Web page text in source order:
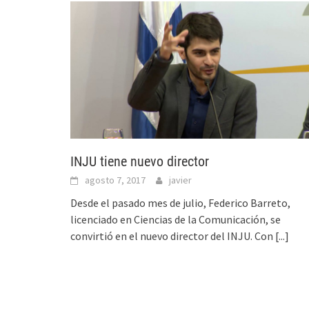
INJU tiene nuevo director
agosto 7, 2017 javier
Desde el pasado mes de julio, Federico Barreto,
licenciado en Ciencias de la Comunicación, se
convirtió en el nuevo director del INJU. Con [...]